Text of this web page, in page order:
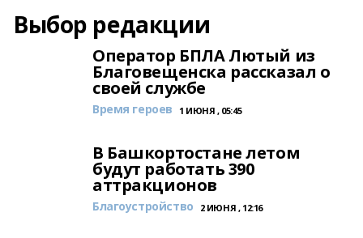
Выбор редакции
Оператор БПЛА Лютый из
Благовещенска рассказал о
своей службе
Время героев 1 ИЮНЯ , 05:45
В Башкортостане летом
будут работать 390
аттракционов
Благоустройство 2 ИЮНЯ , 12:16